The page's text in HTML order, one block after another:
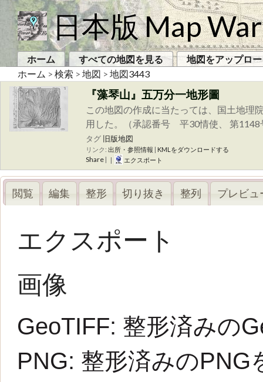
日本版 Map
ホーム すべての地図を見る
地図をアップロ
ホーム > 検索 > 地図 > 地図3443
『藻琴山』五万分一地形圖
この地図の作成に当たっては、国土地理
用した。（承認番号 平30情使、 第
タグ 旧版地図
リンク: 出所・参照情報 | KMLをダウンロードする
Share | | エクスポート
閲覧 編集 整形 切り抜き 整列 プレビュ
エクスポート
画像
GeoTIFF: 整形済みの
PNG: 整形済みのPNG